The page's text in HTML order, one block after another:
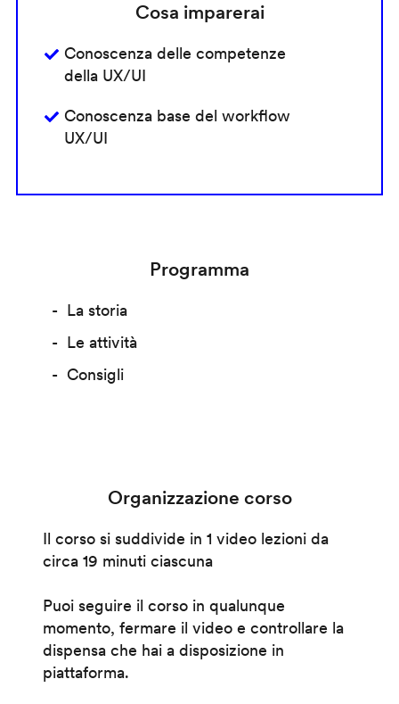
Cosa imparerai
Conoscenza delle competenze
della UX/UI
Conoscenza base del workflow
UX/UI
Programma
La storia
Le attività
Consigli
Organizzazione corso
Il corso si suddivide in 1 video lezioni da
circa 19 minuti ciascuna
Puoi seguire il corso in qualunque
momento, fermare il video e controllare la
dispensa che hai a disposizione in
piattaforma.